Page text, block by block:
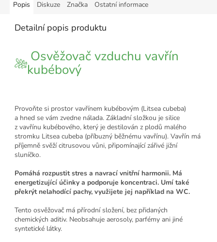
Popis Diskuze Značka Ostatní informace
Detailní popis produktu
Osvěžovač vzduchu vavřín
kubébový
Provoňte si prostor vavřínem kubébovým (Litsea cubeba)
a hned se vám zvedne nálada. Základní složkou je silice
z vavřínu kubébového, který je destilován z plodů malého
stromku Litsea cubeba (příbuzný běžnému vavřínu). Vavřín má
příjemně svěží citrusovou vůni, připomínající zářivé jižní
sluníčko.
Pomáhá rozpustit stres a navrací vnitřní harmonii. Má
energetizující účinky a podporuje koncentraci. Umí také
překrýt nelahodící pachy, využijete jej například na WC.
Tento osvěžovač má přírodní složení, bez přidaných
chemických aditiv. Neobsahuje aerosoly, parfémy ani jiné
syntetické látky.